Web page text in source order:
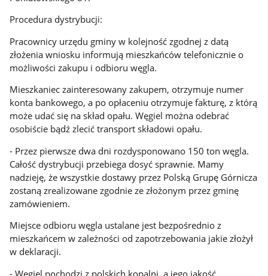
Procedura dystrybucji:
Pracownicy urzędu gminy w kolejność zgodnej z datą
złożenia wniosku informują mieszkańców telefonicznie o
możliwości zakupu i odbioru węgla.
Mieszkaniec zainteresowany zakupem, otrzymuje numer
konta bankowego, a po opłaceniu otrzymuje fakturę, z którą
może udać się na skład opału. Węgiel można odebrać
osobiście bądź zlecić transport składowi opału.
- Przez pierwsze dwa dni rozdysponowano 150 ton węgla.
Całość dystrybucji przebiega dosyć sprawnie. Mamy
nadzieję, że wszystkie dostawy przez Polską Grupę Górnicza
zostaną zrealizowane zgodnie ze złożonym przez gminę
zamówieniem.
Miejsce odbioru węgla ustalane jest bezpośrednio z
mieszkańcem w zależności od zapotrzebowania jakie złożył
w deklaracji.
- Węgiel pochodzi z polskich kopalni, a jego jakość